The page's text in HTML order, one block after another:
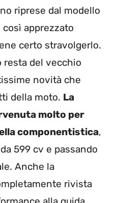
riprese dal modello
così apprezzato
certo stravolgerlo.
resta del vecchio
novità che
della moto. La
molto per
componentistica,
599 cv e passando
Anche la
rivista